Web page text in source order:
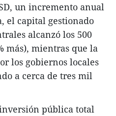
un incremento anual
el capital gestionado
alcanzó los 500
más), mientras que la
los gobiernos locales
a cerca de tres mil
pública total